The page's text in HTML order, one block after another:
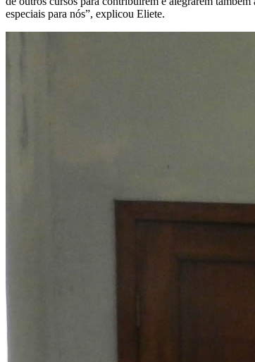
especiais para nós”, explicou Eliete.